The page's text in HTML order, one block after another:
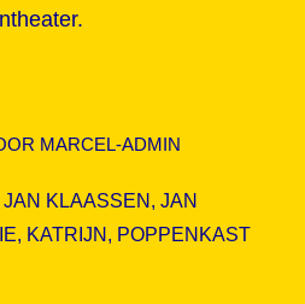
MARCEL-ADMIN
JAN KLAASSEN , JAN
, KATRIJN , POPPENKAST